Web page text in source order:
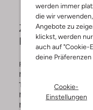
werden immer
die wir
Angebote zu
klickst, werden
auch auf "Cookie-
deine Präferenzen
Cookie-
Einstellungen
Passform
Farbe :
Muster:
Trends:
Co-Ord Sets
Material:
Polyester
Materiaalpercentages: